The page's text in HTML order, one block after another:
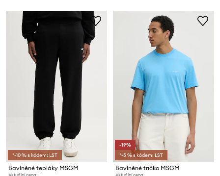
*-10 % s kódem: LST
Bavlněné tepláky MSGM
Aktuální cena:
-19%
*-5 % s kódem: LST
Bavlněné tričko MSGM
Aktuální cena: